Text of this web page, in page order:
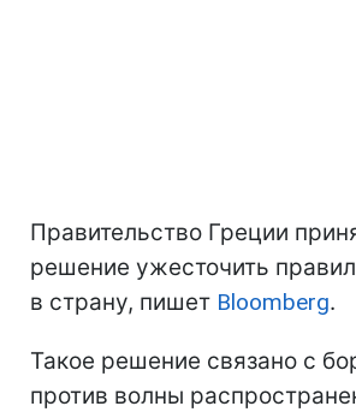
Правительство Греции
решение ужесточить
в страну, пишет Bloomberg.
Такое решение связано с
против волны